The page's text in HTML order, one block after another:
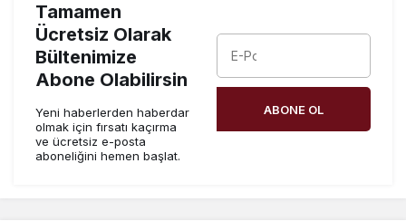
Tamamen
Ücretsiz Olarak
Bültenimize
Abone Olabilirsin
Yeni haberlerden haberdar
olmak için fırsatı kaçırma
ve ücretsiz e-posta
aboneliğini hemen başlat.
ABONE OL